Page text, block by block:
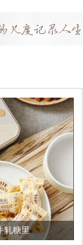
入佛家七宝的它到